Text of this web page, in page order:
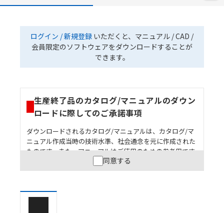
ログイン / 新規登録 いただくと、マニュアル / CAD /
会員限定のソフトウェアをダウンロードすることが
できます。
生産終了品のカタログ/マニュアルのダウン
ロードに際してのご承諾事項
ダウンロードされるカタログ/マニュアルは、カタログ/マ
ニュアル作成当時の技術水準、社会通念を元に作成された
ものです。また、マニュアルはご使用のための参考用です
ので、ご使用にあたっての安全性については十分にご配慮
ください。以下の内容をご承諾の上、ご利用ください。
うな用途に使用される場合には、システム全体として
同意する